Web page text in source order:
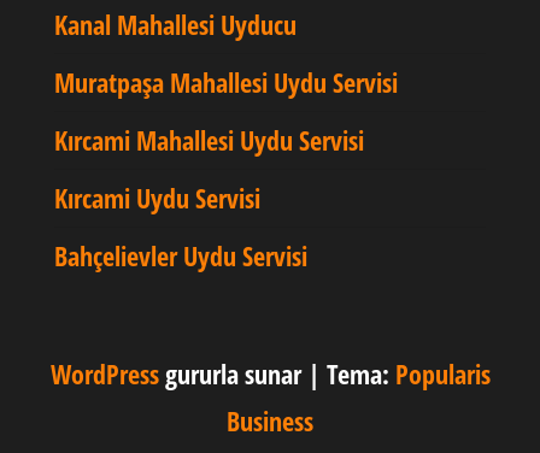
Kanal Mahallesi Uyducu
Muratpaşa Mahallesi Uydu Servisi
Kırcami Mahallesi Uydu Servisi
Kırcami Uydu Servisi
Bahçelievler Uydu Servisi
WordPressgururla sunar | Tema: Popularis
Business